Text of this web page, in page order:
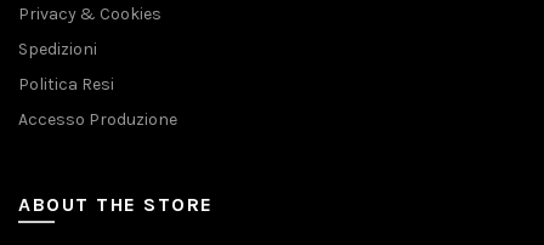
Privacy & Cookies
Spedizioni
Politica Resi
Accesso Produzione
ABOUT THE STORE